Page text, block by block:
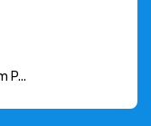
P...